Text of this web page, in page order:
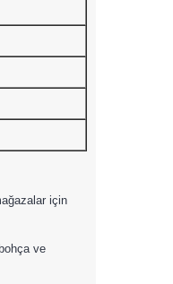
için
ve